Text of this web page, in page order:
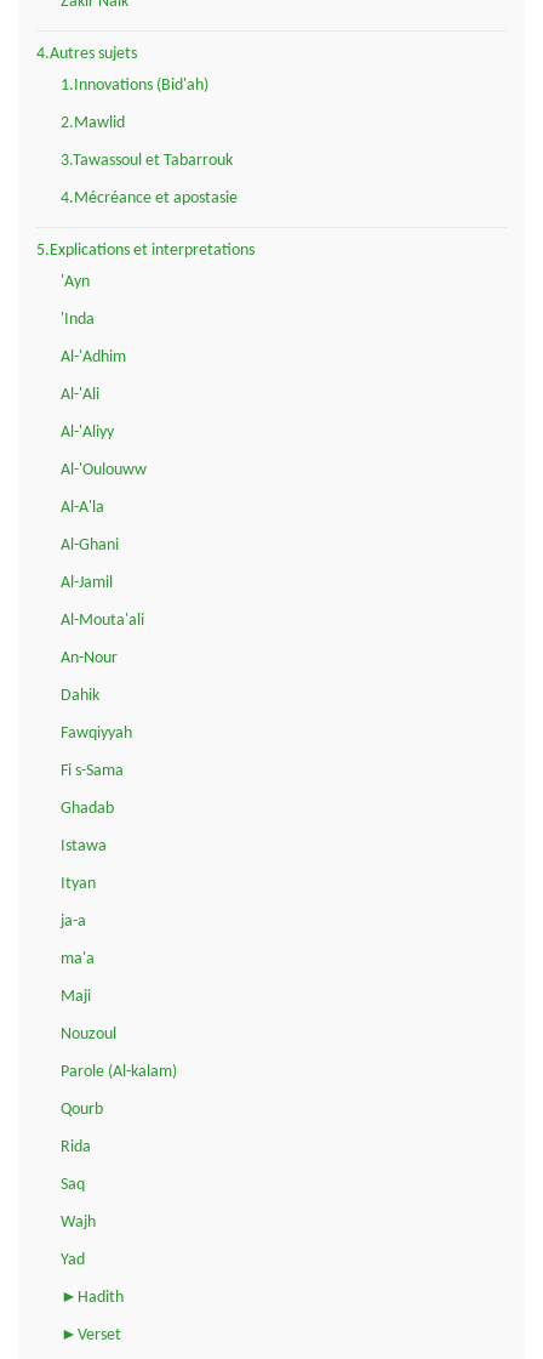
4.Autres sujets
1.Innovations (Bid'ah)
2.Mawlid
3.Tawassoul et Tabarrouk
4.Mécréance et apostasie
5.Explications et interpretations
'Ayn
'Inda
Al-'Adhim
Al-'Ali
Al-'Aliyy
Al-'Oulouww
Al-A'la
Al-Ghani
Al-Jamil
Al-Mouta'ali
An-Nour
Dahik
Fawqiyyah
Fi s-Sama
Ghadab
Istawa
Ityan
ja-a
ma'a
Maji
Nouzoul
Parole (Al-kalam)
Qourb
Rida
Saq
Wajh
Yad
►Hadith
►Verset